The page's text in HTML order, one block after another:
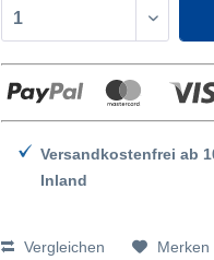
Versandkostenfrei ab
Inland
Vergleichen Merken